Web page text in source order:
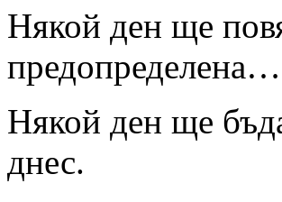
Някой ден ще
Някой ден ще
днес.